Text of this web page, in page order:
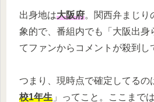
出身地は大阪府。関西弁まじり
象的で、番組内でも「大阪出身
てファンからコメントが殺到し
つまり、現時点で確定してるの
校1年生 」ってこと。ここまで